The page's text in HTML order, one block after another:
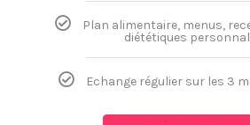
Plan alimentaire, menus,
diététiques
Echange régulier sur les 3